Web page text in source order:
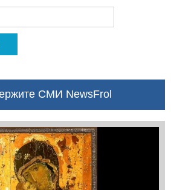
СМИ NewsFrol